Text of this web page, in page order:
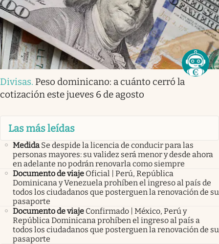
Divisas. Peso dominicano: a cuánto cerró la
cotización este jueves 6 de agosto
Las más leídas
Medida Se despide la licencia de conducir para las
personas mayores: su validez será menor y desde ahora
en adelante no podrán renovarla como siempre
Documento de viaje Oficial | Perú, República
Dominicana y Venezuela prohíben el ingreso al país de
todos los ciudadanos que posterguen la renovación de su
pasaporte
Documento de viaje Confirmado | México, Perú y
República Dominicana prohíben el ingreso al país a
todos los ciudadanos que posterguen la renovación de su
pasaporte